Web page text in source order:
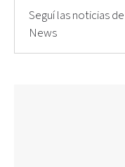
Seguí las noticias
News